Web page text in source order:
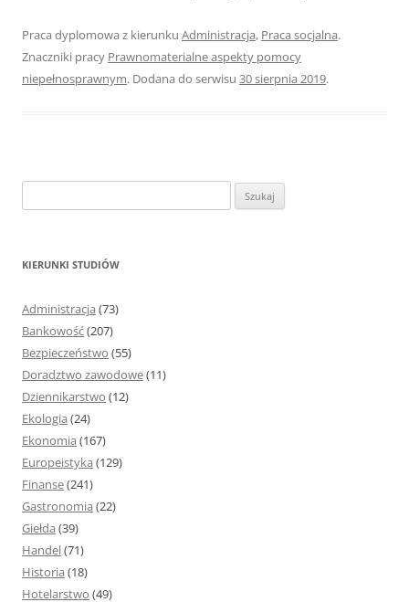
Praca dyplomowa z kierunku Administracja, Praca socjalna.
Znaczniki pracy Prawnomaterialne aspekty pomocy
niepełnosprawnym. Dodana do serwisu 30 sierpnia 2019.
z
KIERUNKI STUDIÓW
Administracja (73)
Bankowość(207)
Bezpieczeństwo (55)
Doradztwo zawodowe(11)
Dziennikarstwo (12)
Ekologia (24)
Ekonomia (167)
Europeistyka (129)
Finanse(241)
Gastronomia (22)
Giełda (39)
Handel(71)
Historia (18)
Hotelarstwo (49)